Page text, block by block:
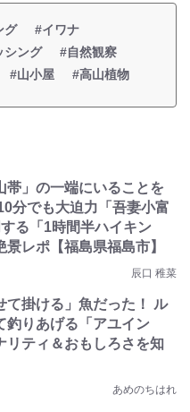
グ
#イワナ
シング
#自然観察
#山小屋 #高山植物
帯」の一端にいることを
分でも大迫力「吾妻小富
る「1時間半ハイキン
景レポ【福島県福島市】
辰口 稚菜
て掛ける」魚だった！ ル
釣りあげる「アユイン
リティ＆おもしろさを知
あめのちはれ